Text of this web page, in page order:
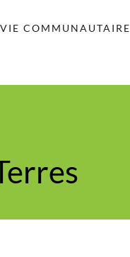
VIE COMMUNAUTAIRE